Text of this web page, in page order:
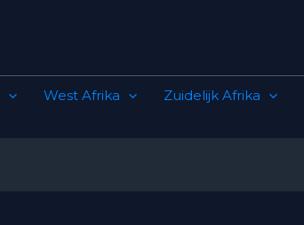
West Afrika Zuidelijk Afrika